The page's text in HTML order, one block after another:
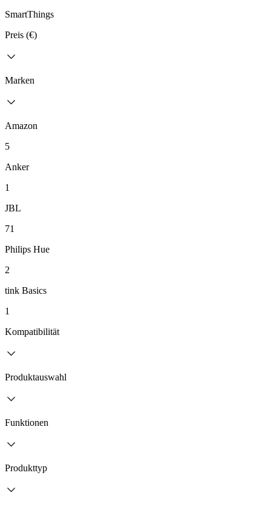
SmartThings
Preis (€)
Marken
Amazon
5
Anker
1
JBL
71
Philips Hue
2
tink Basics
1
Kompatibilität
Produktauswahl
Funktionen
Produkttyp